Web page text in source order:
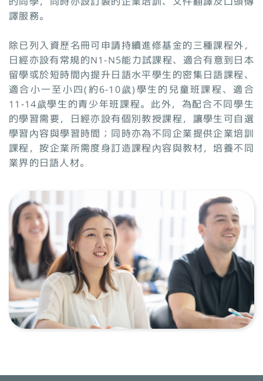
譯服務。
除已列入資歷名冊可申請持續進修基金的三種課程外，
日經亦設有常規的N1-N5能力試課程、適合有意到日本
留學或於短時間內提升日語水平學生的密集日語課程、
適合小一至小四(約6-10歲)學生的兒童班課程、適合
11-14歲學生的青少年班課程。此外，為配合不同學生
的學習需要，日經亦設有個別教授課程，讓學生可自選
學習內容與學習時間；同時亦為不同企業提供企業培訓
課程，按企業所需度身訂造課程內容與教材，培養不同
業界的日語人材。